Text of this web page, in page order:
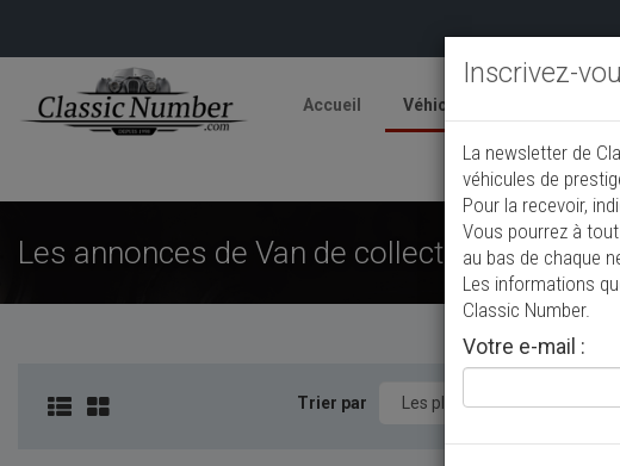
Accueil Véhicules
Ajouter une
Les annonces de Van de collection à vendre
Trier par
Inscrivez-
La newsletter de
véhicules de
Pour la recevoir,
Vous pourrez à
au bas de chaque
Les informations
Classic Number.
Votre e-mail :